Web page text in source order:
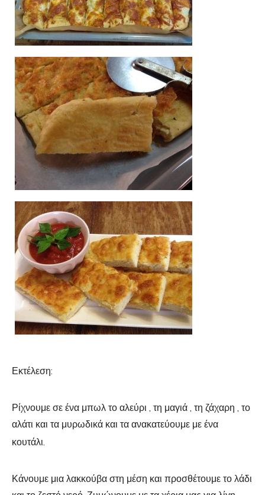
Εκτέλεση:
Ρίχνουμε σε ένα μπωλ το αλεύρι , τη μαγιά , τη ζάχαρη , το
αλάτι και τα μυρωδικά και τα ανακατεύουμε με ένα
κουτάλι.
Κάνουμε μια λακκούβα στη μέση και προσθέτουμε το λάδι